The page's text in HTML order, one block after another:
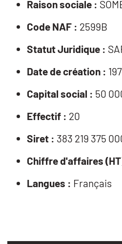
Raison sociale :
Code NAF : 2599B
Statut Juridique :
Date de création :
Capital social : 50
Effectif : 20
Siret : 383 219 375
Chiffre d'affaires
Langues : Français